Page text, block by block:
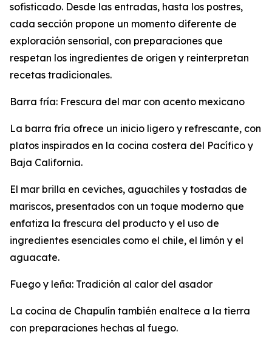
sofisticado. Desde las entradas, hasta los postres,
cada sección propone un momento diferente de
exploración sensorial, con preparaciones que
respetan los ingredientes de origen y reinterpretan
recetas tradicionales.
Barra fría: Frescura del mar con acento mexicano
La barra fría ofrece un inicio ligero y refrescante, con
platos inspirados en la cocina costera del Pacífico y
Baja California.
El mar brilla en ceviches, aguachiles y tostadas de
mariscos, presentados con un toque moderno que
enfatiza la frescura del producto y el uso de
ingredientes esenciales como el chile, el limón y el
aguacate.
Fuego y leña: Tradición al calor del asador
La cocina de Chapulín también enaltece a la tierra
con preparaciones hechas al fuego.